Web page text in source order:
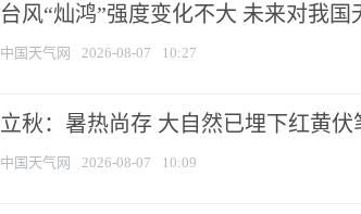
台风“灿鸿”强度变化不大 未来对我国
中国天气网 2026-08-07 10:27
立秋：暑热尚存 大自然已埋下红黄伏
中国天气网 2026-08-07 10:09